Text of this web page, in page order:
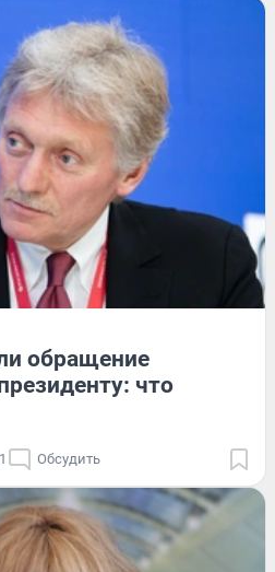
обращение
что
Обсудить